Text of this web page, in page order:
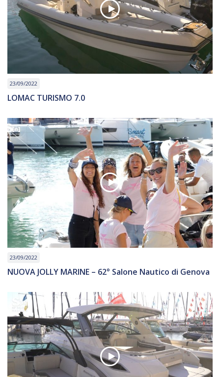
23/09/2022
LOMAC TURISMO 7.0
23/09/2022
NUOVA JOLLY MARINE – 62° Salone Nautico di Genova